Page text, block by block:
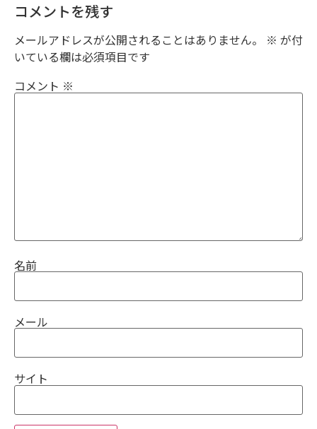
コメントを残す
メールアドレスが公開されることはありません。 ※ が付
いている欄は必須項目です
コメント ※
名前
メール
サイト